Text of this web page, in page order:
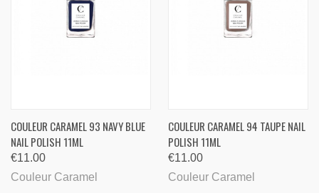
COULEUR CARAMEL 93 NAVY BLUE
NAIL POLISH 11ML
€11.00
Couleur Caramel
COULEUR CARAMEL 94 TAUPE NAIL
POLISH 11ML
€11.00
Couleur Caramel